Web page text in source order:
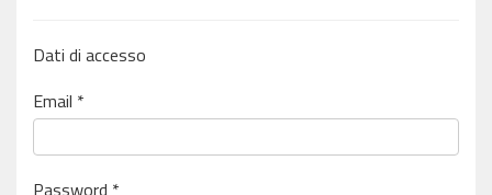
Dati di accesso
Email *
Password *